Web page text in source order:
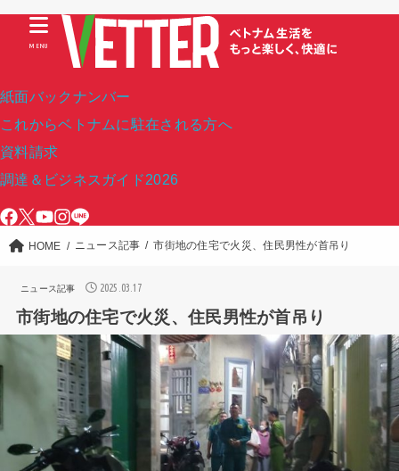
紙面バックナンバー
これからベトナムに駐在される方へ
資料請求
調達＆ビジネスガイド2026
MENU
HOME ニュース記事 市街地の住宅で火災、住民男性が首吊り
ニュース記事 2025.03.17
市街地の住宅で火災、住民男性が首吊り